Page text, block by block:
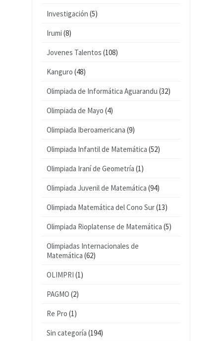
Investigación (5)
Irumi (8)
Jovenes Talentos (108)
Kanguro (48)
Olimpiada de Informática Aguarandu (32)
Olimpiada de Mayo (4)
Olimpiada Iberoamericana (9)
Olimpiada Infantil de Matemática (52)
Olimpiada Iraní de Geometría (1)
Olimpiada Juvenil de Matemática (94)
Olimpiada Matemática del Cono Sur(13)
Olimpiada Rioplatense de Matemática (5)
Olimpiadas Internacionales de
Matemática (62)
OLIMPRI (1)
PAGMO (2)
Re Pro (1)
Sin categoría (194)